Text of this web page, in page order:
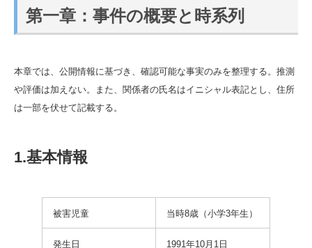
第一章：事件の概要と時系列
本章では、公開情報に基づき、確認可能な事実のみを整理する。推測
や評価は加えない。また、関係者の氏名はイニシャル表記とし、住所
は一部を伏せて記載する。
1.基本情報
被害児童 当時8歳（小学3年生）
発生日 1991年10月1日